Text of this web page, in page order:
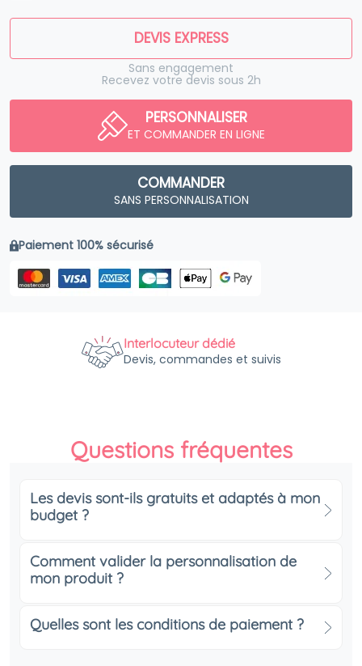
DEVIS EXPRESS
Sans engagement
Recevez votre devis sous 2h
PERSONNALISER
ET COMMANDER EN LIGNE
COMMANDER
SANS PERSONNALISATION
Paiement 100% sécurisé
Interlocuteur dédié
Devis, commandes et suivis
Questions fréquentes
Les devis sont-ils gratuits et adaptés à mon
budget ?
Comment valider la personnalisation de
mon produit ?
Quelles sont les conditions de paiement ?